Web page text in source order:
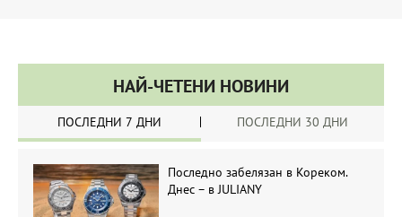
НАЙ-ЧЕТЕНИ НОВИНИ
ПОСЛЕДНИ 7 ДНИ ПОСЛЕДНИ 30 ДНИ
Последно забелязан в Кореком.
Днес – в JULIANY